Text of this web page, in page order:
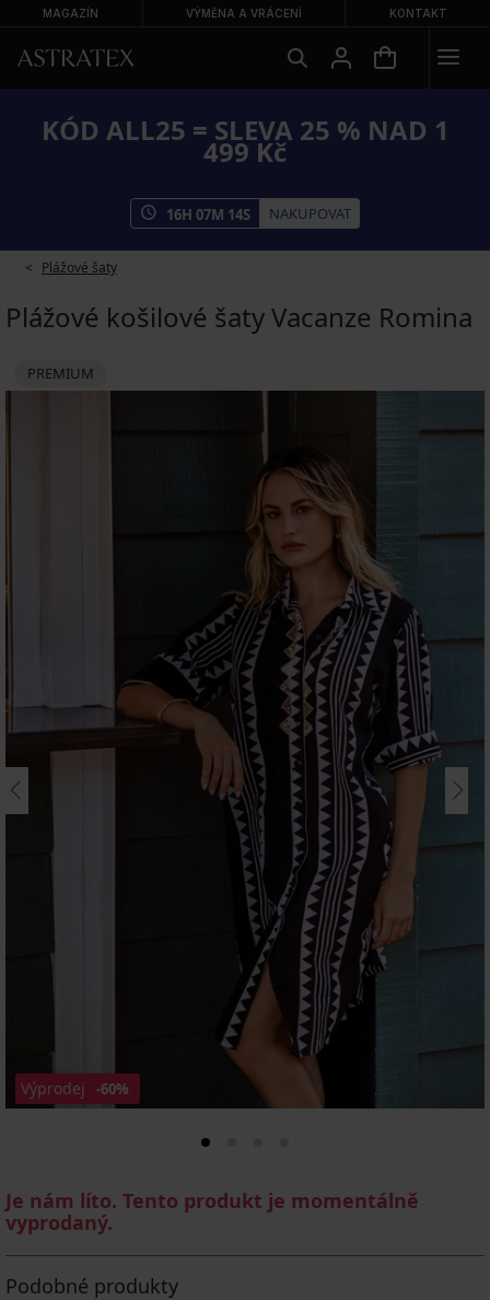
MAGAZÍN VÝMĚNA A VRÁCENÍ KONTAKT
KÓD ALL25 = SLEVA 25 % NAD 1
499 Kč
16H 07M 13S NAKUPOVAT
Plážové šaty
Plážové košilové šaty Vacanze Romina
PREMIUM
Výprodej -60%
Je nám líto. Tento produkt je momentálně
vyprodaný.
Podobné produkty